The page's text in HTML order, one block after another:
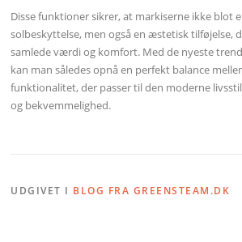
Disse funktioner sikrer, at markiserne ikke blot
solbeskyttelse, men også en æstetisk tilføjelse,
samlede værdi og komfort. Med de nyeste
kan man således opnå en perfekt balance
funktionalitet, der passer til den moderne
og bekvemmelighed.
UDGIVET I BLOG FRA GREENSTEAM.DK